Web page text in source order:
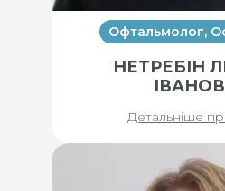
Офтальмолог,
НЕТРЕБІН
Детальніше